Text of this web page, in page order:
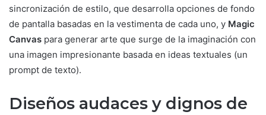
sincronización de estilo, que desarrolla opciones de fondo
de pantalla basadas en la vestimenta de cada uno, y Magic
Canvas para generar arte que surge de la imaginación con
una imagen impresionante basada en ideas textuales (un
prompt de texto).
Diseños audaces y dignos de